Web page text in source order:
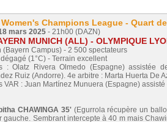
Women's Champions League - Quart
mars 2025 - 21h00 (DAZN)
MUNICH (ALL) - OLYMPIQUE
(Bayern Campus) - 2 500 spectateurs
(1°C) - Terrain excellent
: Olatz Rivera Olmedo (Espagne) assistée
Ruiz (Andorre). 4e arbitre : Marta Huerta De
VAR : Juan Martínez Munuera (Espagne)
CHAWINGA 35'(Egurrola récupère un
gauche. Sembrant intercepte à 40 m mais